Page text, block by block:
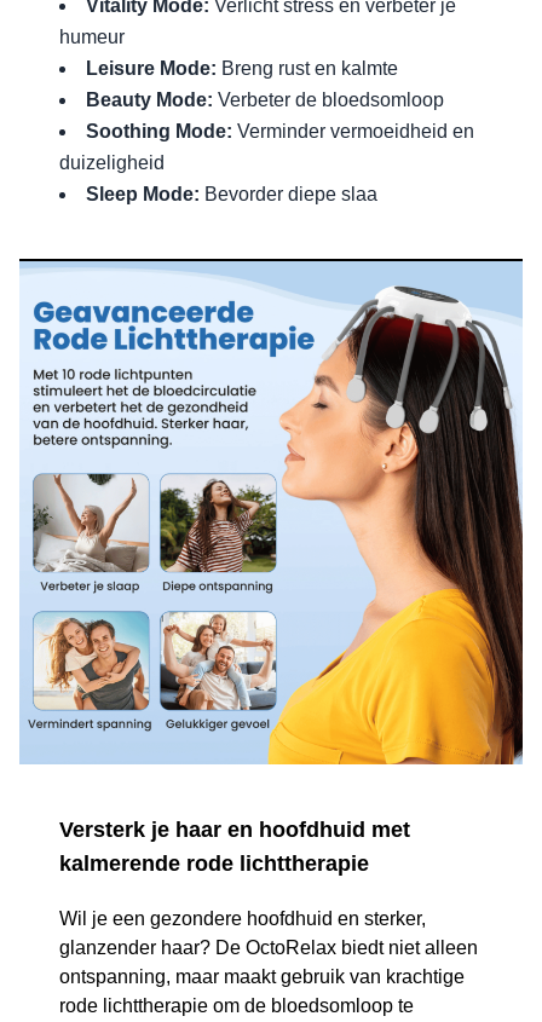
Vitality Mode: Verlicht stress en verbeter je
humeur
Leisure Mode: Breng rust en kalmte
Beauty Mode:Verbeter de bloedsomloop
Soothing Mode: Verminder vermoeidheid en
duizeligheid
Sleep Mode: Bevorder diepe slaa
Versterk je haar en hoofdhuid met
kalmerende rode lichttherapie
Wil je een gezondere hoofdhuid en sterker,
glanzender haar? De OctoRelax biedt niet alleen
ontspanning, maar maakt gebruik van krachtige
rode lichttherapie om de bloedsomloop te